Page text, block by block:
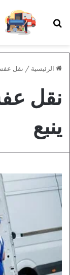
بحث عن
الرئيسية / نقل
نقل
ينبع